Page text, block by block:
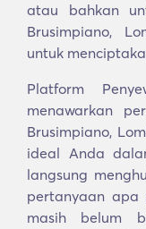
atau bahkan
Brusimpiano,
untuk
Platform
menawarkan
Brusimpiano,
ideal Anda
langsung
pertanyaan apa
masih belum